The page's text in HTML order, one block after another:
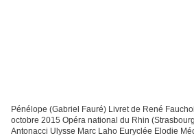
Pénélope (Gabriel Fauré) Livret de René
octobre 2015 Opéra national du Rhin
Antonacci Ulysse Marc Laho Euryclée Elodie